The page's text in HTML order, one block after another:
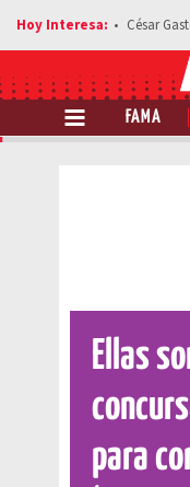
César
FAMA
Ellas
para